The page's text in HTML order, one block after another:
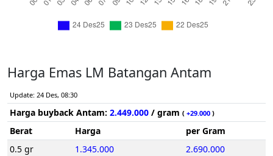
Harga Emas LM Batangan Antam
Update: 24 Des, 08:30
Harga buyback Antam: 2.449.000 / gram ( +29.000 )
Berat Harga
per Gram
0.5 gr
1.345.000 2.690.000